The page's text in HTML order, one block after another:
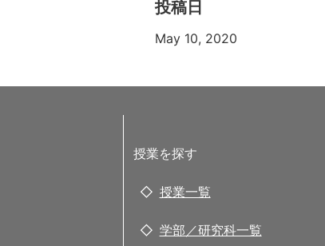
投稿日
May 10, 2020
授業を探す
授業一覧
学部／研究科一覧